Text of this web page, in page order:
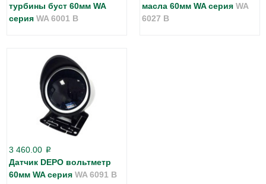
турбины буст 60мм WA
серия WA 6001 B
масла 60мм WA серия WA
6027 B
3 460.00 p
Датчик DEPO вольтметр
60мм WA серия WA 6091 B